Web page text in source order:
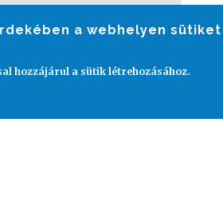
a webhelyen sütiket
hozzájárul a sütik létrehozásához.